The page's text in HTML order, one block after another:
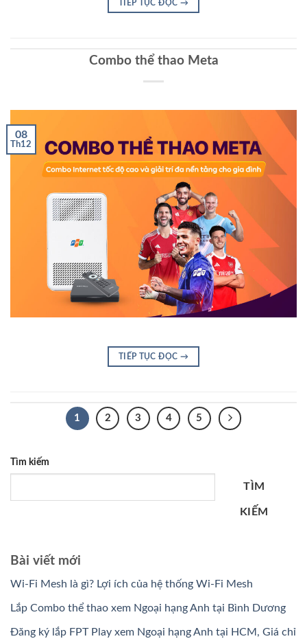
TIẾP TỤC ĐỌC →
Combo thể thao Meta
08
Th12
TIẾP TỤC ĐỌC →
1 2 3 4 5
Tìm kiếm
TÌM
KIẾM
Bài viết mới
Wi-Fi Mesh là gì? Lợi ích của hệ thống Wi-Fi Mesh
Lắp Combo thể thao xem Ngoại hạng Anh tại Bình Dương
Đăng ký lắp FPT Play xem Ngoại hạng Anh tại HCM, Giá chỉ